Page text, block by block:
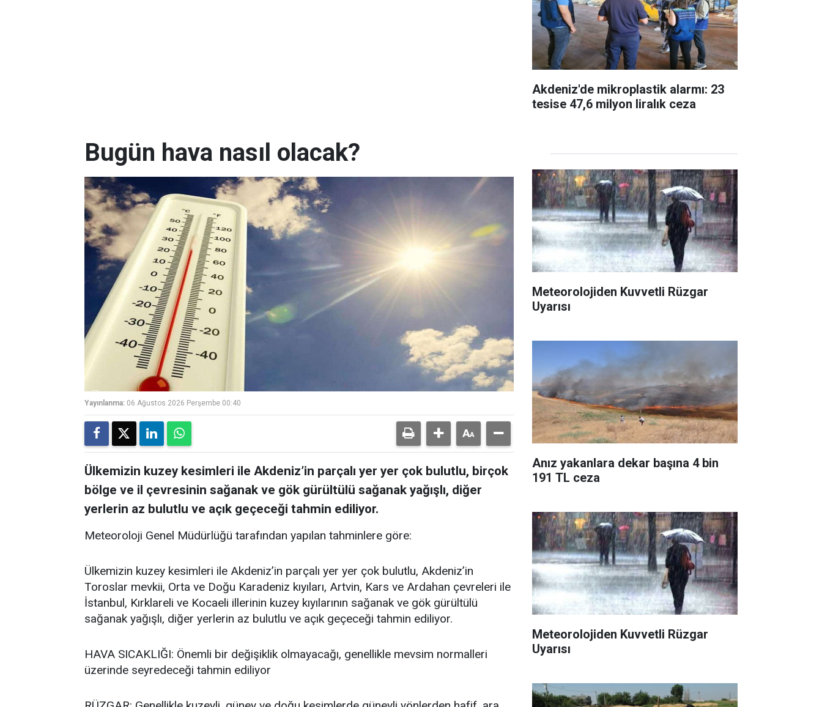
Akdeniz'de mikroplastik alarmı: 23
tesise 47,6 milyon liralık ceza
Bugün hava nasıl olacak?
Yayınlanma: 06 Ağustos 2026 Perşembe 00:40
Ülkemizin kuzey kesimleri ile Akdeniz’in parçalı yer yer çok bulutlu, birçok
bölge ve il çevresinin sağanak ve gök gürültülü sağanak yağışlı, diğer
yerlerin az bulutlu ve açık geçeceği tahmin ediliyor.
Meteoroloji Genel Müdürlüğü tarafından yapılan tahminlere göre:
Ülkemizin kuzey kesimleri ile Akdeniz’in parçalı yer yer çok bulutlu, Akdeniz’in
Toroslar mevkii, Orta ve Doğu Karadeniz kıyıları, Artvin, Kars ve Ardahan çevreleri ile
İstanbul, Kırklareli ve Kocaeli illerinin kuzey kıyılarının sağanak ve gök gürültülü
sağanak yağışlı, diğer yerlerin az bulutlu ve açık geçeceği tahmin ediliyor.
HAVA SICAKLIĞI: Önemli bir değişiklik olmayacağı, genellikle mevsim normalleri
üzerinde seyredeceği tahmin ediliyor
Meteorolojiden Kuvvetli Rüzgar
Uyarısı
Anız yakanlara dekar başına 4 bin
191 TL ceza
Meteorolojiden Kuvvetli Rüzgar
Uyarısı